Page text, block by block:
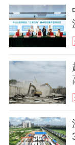
楼市